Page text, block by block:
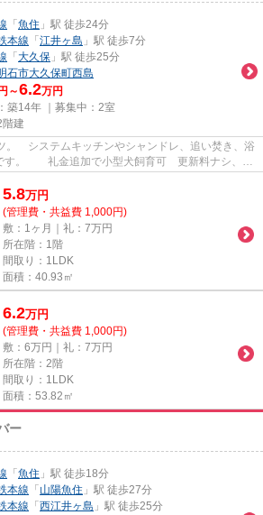
「 魚住 」駅 徒歩24分
本線 「 江井ヶ島 」駅 徒歩7分
「 大久保 」駅 徒歩25分
石市大久保町西島
～6.2万円
築14年 ｜募集中： 2室
階建
。 システムキッチンやシャンドレ、追い焚き、浴
す。 礼金追加で小型犬飼育可 更新料ナシ、東
5.8万円
(管理費・共益費 1,000円)
敷：1ヶ月｜礼：7万円
所在階：1階
間取り：1LDK
面積：40.93㎡
6.2万円
(管理費・共益費 1,000円)
敷：6万円｜礼：7万円
所在階：2階
間取り：1LDK
面積：53.82㎡
ー
「 魚住 」駅 徒歩18分
本線 「 山陽魚住 」駅 徒歩27分
本線 「 西江井ヶ島 」駅 徒歩25分